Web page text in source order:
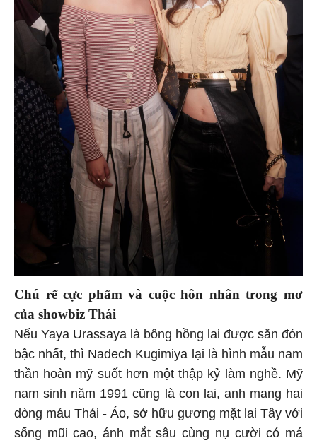
Chú rể cực phẩm và cuộc hôn nhân trong mơ
của showbiz Thái
Nếu Yaya Urassaya là bông hồng lai được săn đón
bậc nhất, thì Nadech Kugimiya lại là hình mẫu nam
thần hoàn mỹ suốt hơn một thập kỷ làm nghề. Mỹ
nam sinh năm 1991 cũng là con lai, anh mang hai
dòng máu Thái - Áo, sở hữu gương mặt lai Tây với
sống mũi cao, ánh mắt sâu cùng nụ cười có má